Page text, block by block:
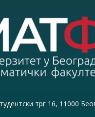
трг 16, 11000